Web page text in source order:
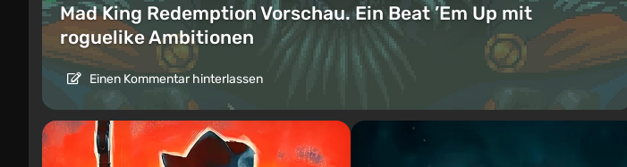
Mad King Redemption Vorschau. Ein Beat ’Em Up mit
roguelike Ambitionen
Einen Kommentar hinterlassen